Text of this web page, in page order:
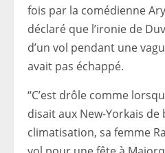
fois par la comédienne
déclaré que l’ironie de
d’un vol pendant une
avait pas échappé.
“C’est drôle comme
disait aux New-Yorkais de
climatisation, sa femme